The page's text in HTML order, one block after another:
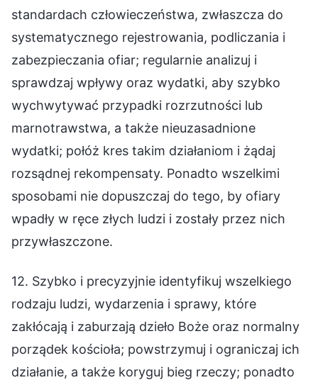
standardach człowieczeństwa, zwłaszcza do
systematycznego rejestrowania, podliczania i
zabezpieczania ofiar; regularnie analizuj i
sprawdzaj wpływy oraz wydatki, aby szybko
wychwytywać przypadki rozrzutności lub
marnotrawstwa, a także nieuzasadnione
wydatki; połóż kres takim działaniom i żądaj
rozsądnej rekompensaty. Ponadto wszelkimi
sposobami nie dopuszczaj do tego, by ofiary
wpadły w ręce złych ludzi i zostały przez nich
przywłaszczone.
12. Szybko i precyzyjnie identyfikuj wszelkiego
rodzaju ludzi, wydarzenia i sprawy, które
zakłócają i zaburzają dzieło Boże oraz normalny
porządek kościoła; powstrzymuj i ograniczaj ich
działanie, a także koryguj bieg rzeczy; ponadto